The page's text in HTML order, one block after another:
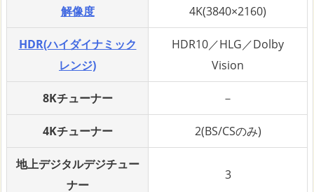
解像度 4K(3840×2160)
HDR(ハイダイナミック
レンジ)
HDR10／HLG／Dolby
Vision
8Kチューナー －
4Kチューナー 2(BS/CSのみ)
地上デジタルデジチュー
ナー
3